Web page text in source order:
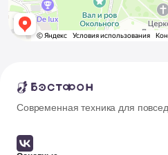
Современная техника для